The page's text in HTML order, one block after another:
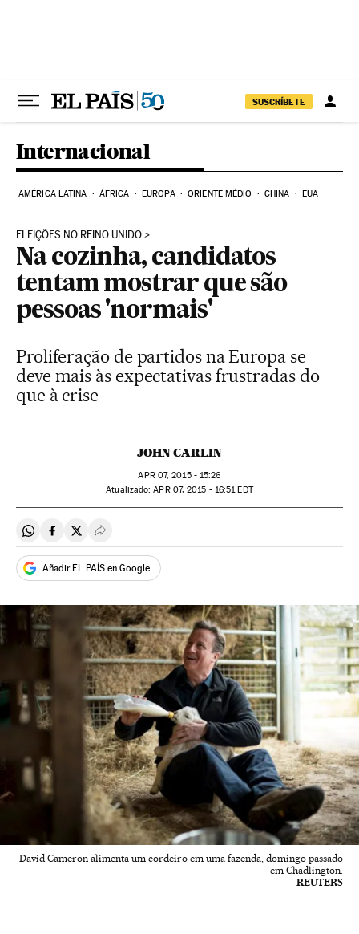
SUSCRÍBETE
Internacional
AMÉRICA LATINA ÁFRICA EUROPA ORIENTE MÉDIO CHINA EUA
ELEIÇÕES NO REINO UNIDO
Na cozinha, candidatos
tentam mostrar que são
pessoas 'normais'
Proliferação de partidos na Europa se
deve mais às expectativas frustradas do
que à crise
JOHN CARLIN
APR07, 2015 - 15:26
atualizado: APR07, 2015 - 16:51EDT
Compartir en Whatsapp
Compartir en Facebook
Compartir en Twitter
Desplegar Redes Sociales
Añadir EL PAÍS en Google
David Cameron alimenta um cordeiro em uma fazenda, domingo passado
em Chadlington.
REUTERS